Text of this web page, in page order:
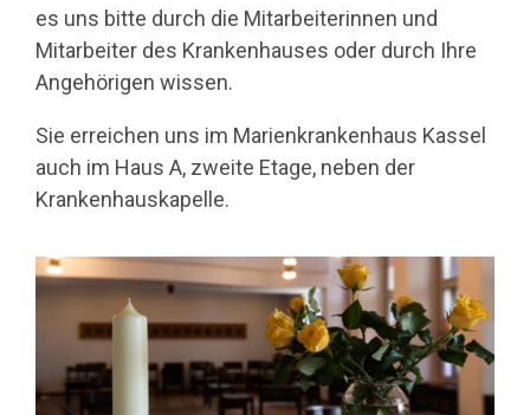
es uns bitte durch die Mitarbeiterinnen und
Mitarbeiter des Krankenhauses oder durch Ihre
Angehörigen wissen.
Sie er­reichen uns im Marienkrankenhaus Kassel
auch im Haus A, zweite Etage, neben der
Krankenhauskapelle.